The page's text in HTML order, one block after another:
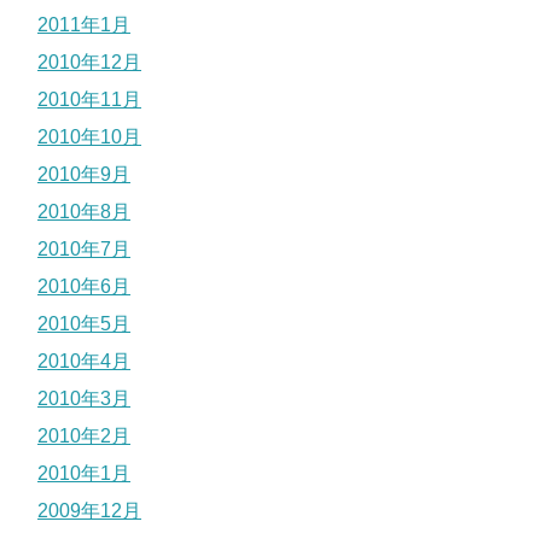
2011年1月
2010年12月
2010年11月
2010年10月
2010年9月
2010年8月
2010年7月
2010年6月
2010年5月
2010年4月
2010年3月
2010年2月
2010年1月
2009年12月